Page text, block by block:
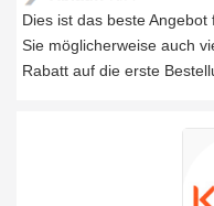
Dies ist das beste
Sie möglicherweise auch
Rabatt auf die erste